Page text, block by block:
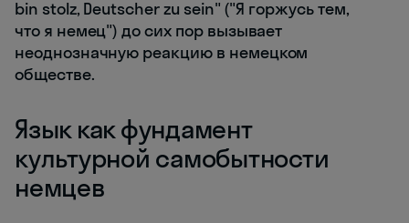
bin stolz, Deutscher zu sein" ("Я горжусь тем,
что я немец") до сих пор вызывает
неоднозначную реакцию в немецком
обществе.
Язык как фундамент
культурной самобытности
немцев